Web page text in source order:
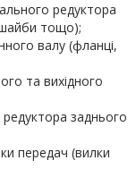
редуктора
шайби тощо);
валу (фланці,
та вихідного
заднього
передач (вилки